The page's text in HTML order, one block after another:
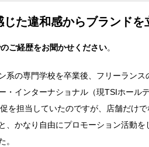
じた違和感からブランドを
ご経歴をお聞かせください。
系の専門学校を卒業後、フリーラン
・インターナショナル（現TSIホール
を担当していたのですが、店舗だけ
、かなり自由にプロモーション活動
。